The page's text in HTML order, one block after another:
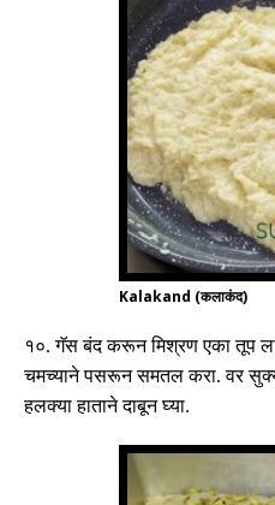
Kalakand (कलाकंद)
१०.गॅस बंद करून मिश्रण एका तूप
चमच्याने पसरून समतल करा.वर
हलक्या हाताने दाबून घ्या.